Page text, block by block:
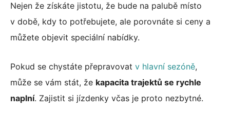
Nejen že získáte jistotu, že bude na palubě místo
v době, kdy to potřebujete, ale porovnáte si ceny a
můžete objevit speciální nabídky.
Pokud se chystáte přepravovat v hlavní sezóně,
může se vám stát, že kapacita trajektů se rychle
naplní. Zajistit si jízdenky včas je proto nezbytné.